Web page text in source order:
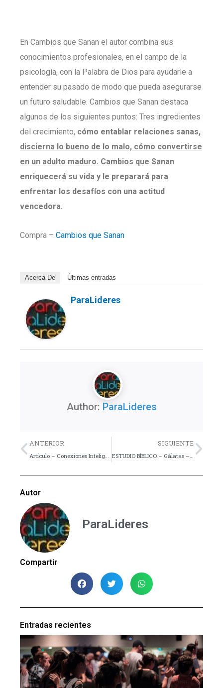
En Cambios que Sanan el autor combina sus
conocimientos profesionales, en el campo de la
psicología, con la Palabra de Dios para ayudarle a
entender su pasado de modo que pueda asegurarse
un futuro saludable. Cambios que Sanan destaca
algunos de los siguientes puntos: Tres ingredientes
del crecimiento, cómo entablar relaciones sanas,
discierna lo bueno de lo malo, cómo convertirse
en un adulto maduro. Cambios que Sanan
enriquecerá su vida y le preparará para
enfrentar los desafíos con una actitud
vencedora.
Compra – Cambios que Sanan
Acerca De Últimas entradas
ParaLideres
Author: ParaLideres
Previo
ANTERIOR
Artículo – Conexiones Inteligentes
SIGUIENTE
ESTUDIO BÍBLICO – Gálatas – Lección 8
Autor
ParaLideres
Compartir
Entradas recientes